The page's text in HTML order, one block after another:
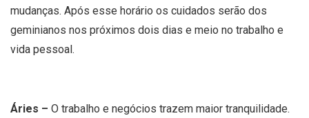
mudanças. Após esse horário os cuidados serão dos
geminianos nos próximos dois dias e meio no trabalho e
vida pessoal.
Áries – O trabalho e negócios trazem maior tranquilidade.